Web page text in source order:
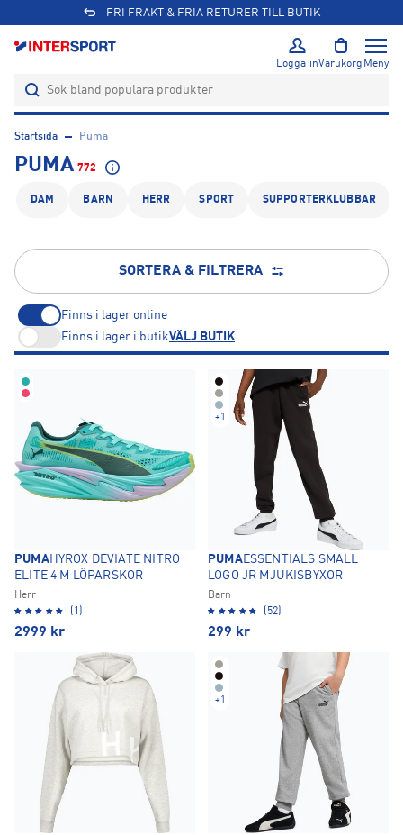
Logga inVarukorg Meny
Startsida Puma
PUMA 772
DAM BARN HERR SPORT SUPPORTERKLUBBAR
SORTERA & FILTRERA
Finns i lager online
Finns i lager i butikVÄLJ BUTIK
PUMAHYROX DEVIATE NITRO
ELITE 4 M LÖPARSKOR
Herr
(1)
2999 kr
+1
PUMAESSENTIALS SMALL
LOGO JR MJUKISBYXOR
Barn
(52)
299 kr
+1